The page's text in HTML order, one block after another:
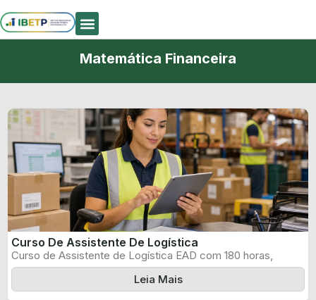
Matemática Financeira
Curso De Assistente De Logística
Curso de Assistente de Logística EAD com 180 horas,
certificado informado pelo produtor ...
Leia Mais